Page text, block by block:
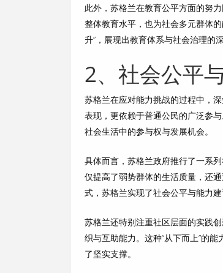
此外，苏格兰在教育公平方面的努
整体教育水平，也为社会多元群体
升”，展现出教育体系与社会治理的深
2、社会公平
苏格兰在应对能力挑战的过程中，
表现，更依赖于普通公民的广泛参
社会生活中的参与权与发展机会。
具体而言，苏格兰政府推行了一系
仅提高了弱势群体的生活质量，还
式，苏格兰实现了社会公平与能力建
苏格兰还特别注重社区层面的实践
织与互助能力。这种“从下而上”的
了坚实支撑。